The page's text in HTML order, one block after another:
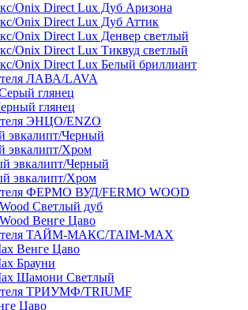
Onix Direct Lux Дуб Аризона
Onix Direct Lux Дуб Аттик
Onix Direct Lux Денвер светлый
Onix Direct Lux Тиквуд светлый
Onix Direct Lux Белый бриллиант
ЛАВА/LAVA
глянец
глянец
ЭНЦО/ENZO
эвкалипт/Черный
эвкалипт/Хром
эвкалипт/Черный
эвкалипт/Хром
ФЕРМО ВУД/FERMO WOOD
Светлый дуб
Венге Цаво
ТАЙМ-МАКС/TAIM-MAX
Венге Цаво
Брауни
Шамони Светлый
ТРИУМФ/TRIUMF
Цаво